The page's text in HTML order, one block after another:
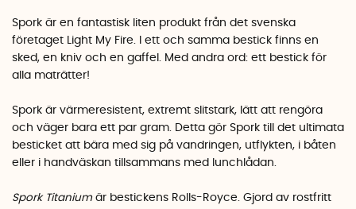
Spork är en fantastisk liten produkt från det svenska
företaget Light My Fire. I ett och samma bestick finns en
sked, en kniv och en gaffel. Med andra ord: ett bestick för
alla maträtter!
Spork är värmeresistent, extremt slitstark, lätt att rengöra
och väger bara ett par gram. Detta gör Spork till det ultimata
besticket att bära med sig på vandringen, utflykten, i båten
eller i handväskan tillsammans med lunchlådan.
Spork Titaniumär bestickens Rolls-Royce. Gjord av rostfritt